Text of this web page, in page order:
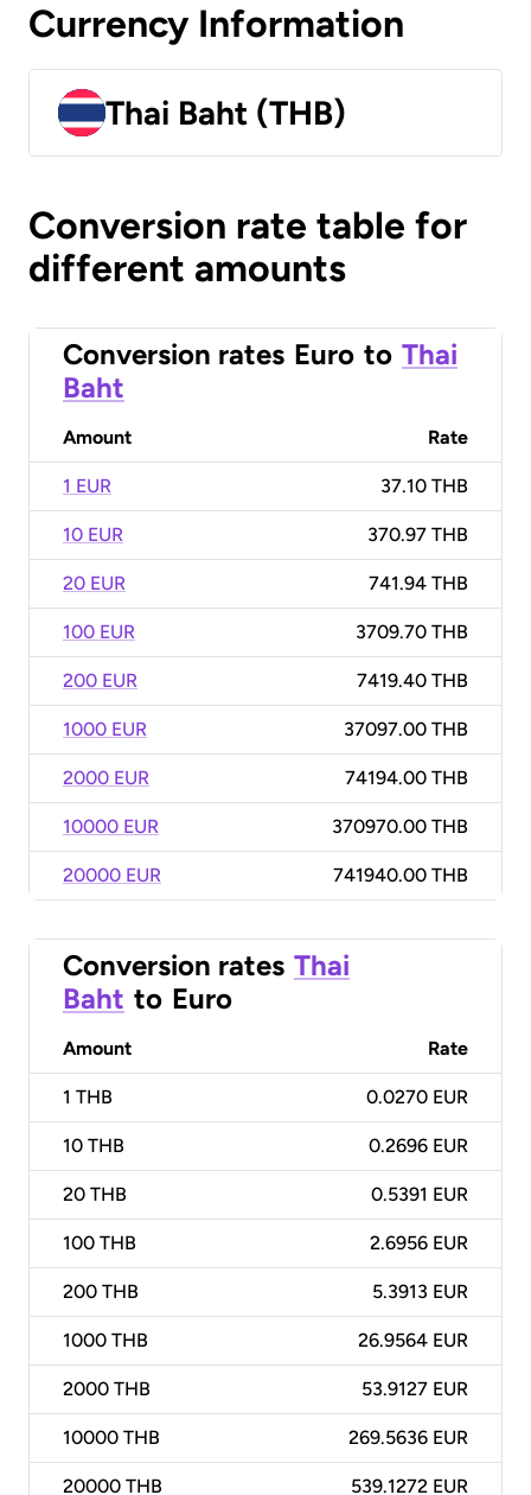
Currency Information
Thai Baht (THB)
Conversion rate table for
different amounts
Conversion rates Euro to Thai
Baht
Amount Rate
1 EUR 37.10 THB
10 EUR 370.97 THB
20 EUR 741.94 THB
100 EUR 3709.70 THB
200 EUR 7419.40 THB
1000 EUR 37097.00 THB
2000 EUR 74194.00 THB
10000 EUR 370970.00 THB
20000 EUR 741940.00 THB
Conversion rates Thai
Baht to Euro
Amount Rate
1 THB 0.0270 EUR
10 THB 0.2696 EUR
20 THB 0.5391 EUR
100 THB 2.6956 EUR
200 THB 5.3913 EUR
1000 THB 26.9564 EUR
2000 THB 53.9127 EUR
10000 THB 269.5636 EUR
20000 THB 539.1272 EUR